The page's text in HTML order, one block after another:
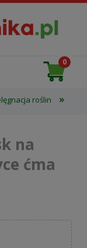
roślin »
na
ćma